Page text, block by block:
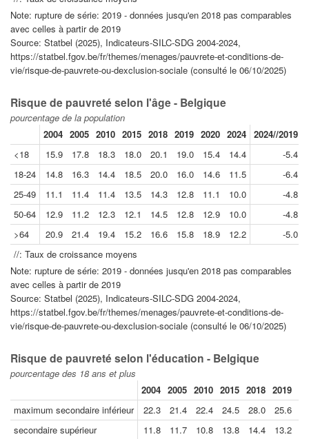
Note: rupture de série: 2019 - données jusqu'en 2018 pas comparables
avec celles à partir de 2019
Source: Statbel (2025), Indicateurs-SILC-SDG 2004-2024,
https://statbel.fgov.be/fr/themes/menages/pauvrete-et-conditions-de-
vie/risque-de-pauvrete-ou-dexclusion-sociale (consulté le 06/10/2025)
Risque de pauvreté selon l'âge - Belgique
pourcentage de la population
2004 2005 2010 2015 2018 2019 2020 2024 2024//2019
<18
15.9 17.8 18.3 18.0 20.1 19.0 15.4 14.4
-5.4
18-24
14.8 16.3 14.4 18.5 20.0 16.0 14.6 11.5
-6.4
25-49
11.1 11.4 11.4 13.5 14.3 12.8 11.1 10.0
-4.8
50-64
12.9 11.2 12.3 12.1 14.5 12.8 12.9 10.0
-4.8
>64
20.9 21.4 19.4 15.2 16.6 15.8 18.9 12.2
-5.0
//: Taux de croissance moyens
Note: rupture de série: 2019 - données jusqu'en 2018 pas comparables
avec celles à partir de 2019
Source: Statbel (2025), Indicateurs-SILC-SDG 2004-2024,
https://statbel.fgov.be/fr/themes/menages/pauvrete-et-conditions-de-
vie/risque-de-pauvrete-ou-dexclusion-sociale (consulté le 06/10/2025)
Risque de pauvreté selon l'éducation - Belgique
pourcentage des 18 ans et plus
2004 2005 2010 2015 2018 2019
maximum secondaire inférieur
22.3 21.4 22.4 24.5 28.0 25.6
secondaire supérieur
11.8 11.7 10.8 13.8 14.4 13.2